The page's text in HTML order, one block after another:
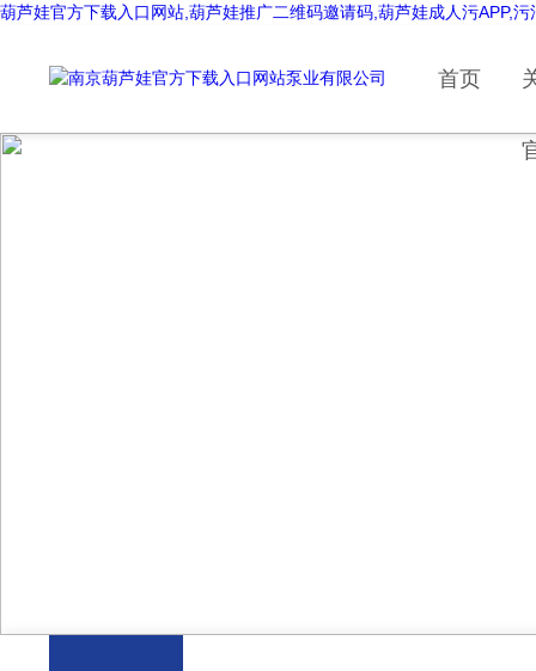
葫芦娃官方下载入口网站,葫芦娃推广二维码邀请码,葫芦娃成人污APP,
首页